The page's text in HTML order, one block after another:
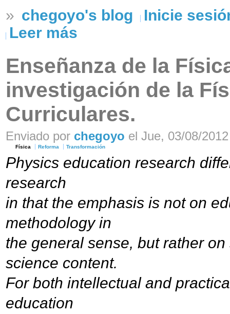
» chegoyo's blog
Inicie
Leer más
Enseñanza de la
investigación de la
Curriculares.
Enviado por chegoyo el Jue, 03/08/
Física Reforma Transformación
Physics education research
research
in that the emphasis is not on
methodology in
the general sense, but rather
science content.
For both intellectual and
education